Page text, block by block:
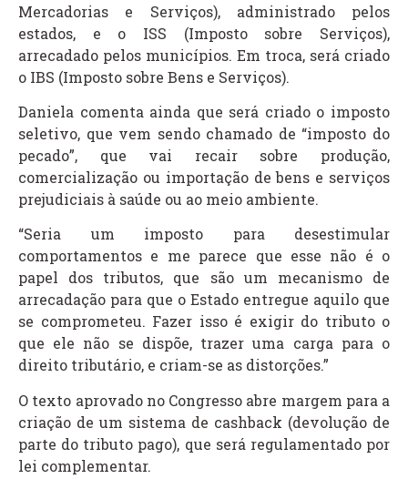
Mercadorias e Serviços), administrado pelos
estados, e o ISS (Imposto sobre Serviços),
arrecadado pelos municípios. Em troca, será criado
o IBS (Imposto sobre Bens e Serviços).
Daniela comenta ainda que será criado o imposto
seletivo, que vem sendo chamado de “imposto do
pecado”, que vai recair sobre produção,
comercialização ou importação de bens e serviços
prejudiciais à saúde ou ao meio ambiente.
“Seria um imposto para desestimular
comportamentos e me parece que esse não é o
papel dos tributos, que são um mecanismo de
arrecadação para que o Estado entregue aquilo que
se comprometeu. Fazer isso é exigir do tributo o
que ele não se dispõe, trazer uma carga para o
direito tributário, e criam-se as distorções.”
O texto aprovado no Congresso abre margem para a
criação de um sistema de cashback (devolução de
parte do tributo pago), que será regulamentado por
lei complementar.